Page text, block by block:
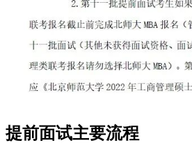
提前面试主要流程